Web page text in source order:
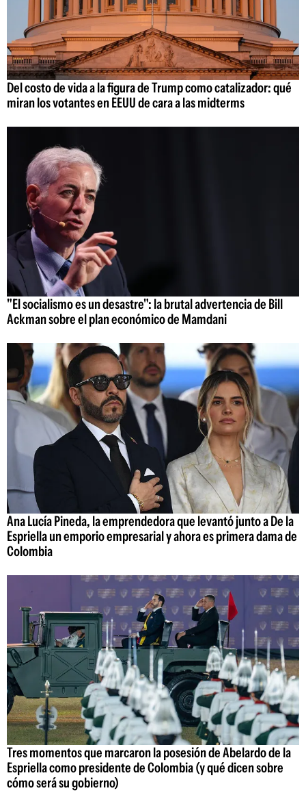
Del costo de vida a la figura de Trump como catalizador: qué
miran los votantes en EEUU de cara a las midterms
"El socialismo es un desastre": la brutal advertencia de Bill
Ackman sobre el plan económico de Mamdani
Ana Lucía Pineda, la emprendedora que levantó junto a De la
Espriella un emporio empresarial y ahora es primera dama de
Colombia
Tres momentos que marcaron la posesión de Abelardo de la
Espriella como presidente de Colombia (y qué dicen sobre
cómo será su gobierno)